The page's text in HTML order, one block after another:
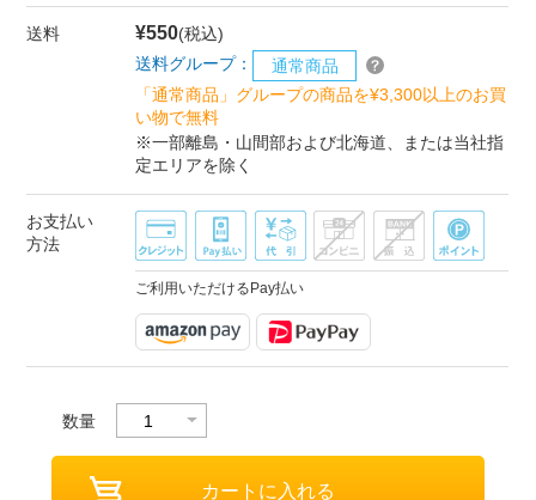
送料 ¥550(税込)
送料グループ：
通常商品
「通常商品」グループの商品を¥3,300以上のお買
い物で無料
※一部離島・山間部および北海道、または当社指
定エリアを除く
お支払い
方法
ご利用いただけるPay払い
数量